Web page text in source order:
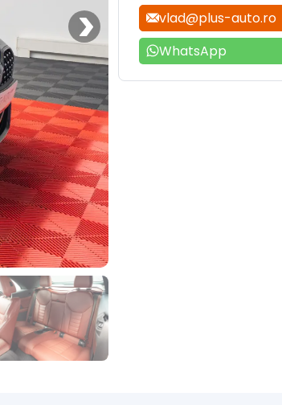
vlad@plus-auto.ro
WhatsApp